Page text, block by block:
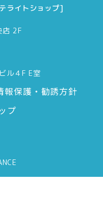
ライトショップ]
店 2F
ル４F E室
報保護・勧誘方針
プ